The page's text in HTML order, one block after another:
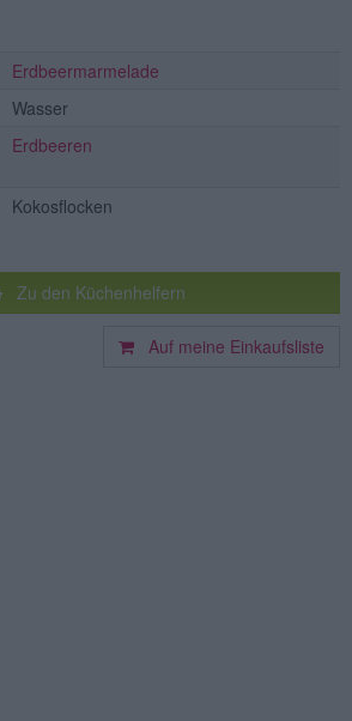
Erdbeermarmelade
Wasser
Erdbeeren
Kokosflocken
Zu den Küchenhelfern
Auf meine Einkaufsliste